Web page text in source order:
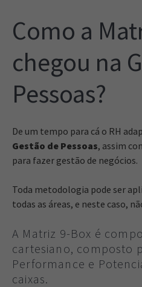
Como a
chegou na
Pessoas?
De um tempo para cá o RH
Gestão de Pessoas, assim
para fazer gestão de negócios.
Toda metodologia pode ser
todas as áreas, e neste caso,
A Matriz 9-Box é
cartesiano, composto
Performance e
caixas.